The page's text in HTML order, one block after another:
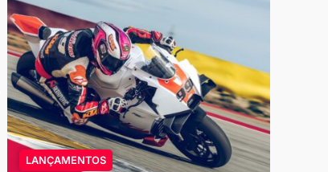
LANÇAMENTOS